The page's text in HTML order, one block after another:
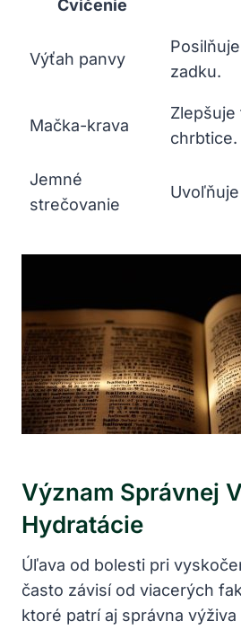
Cvičenie
Výťah panvy
zadku.
Mačka-krava
Zlepšuje
chrbtice.
Jemné
⁢strečovanie
Význam Správnej⁢
Hydratácie
Úľava od bolesti pri
často závisí od⁤ viacerých
ktoré patrí aj správna výživa